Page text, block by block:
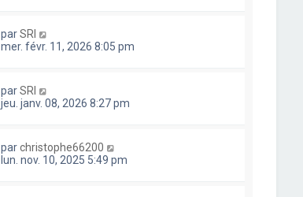
parSRI
mer. févr. 11, 2026 8:05 pm
parSRI
jeu. janv. 08, 2026 8:27 pm
parchristophe66200
lun. nov. 10, 2025 5:49 pm